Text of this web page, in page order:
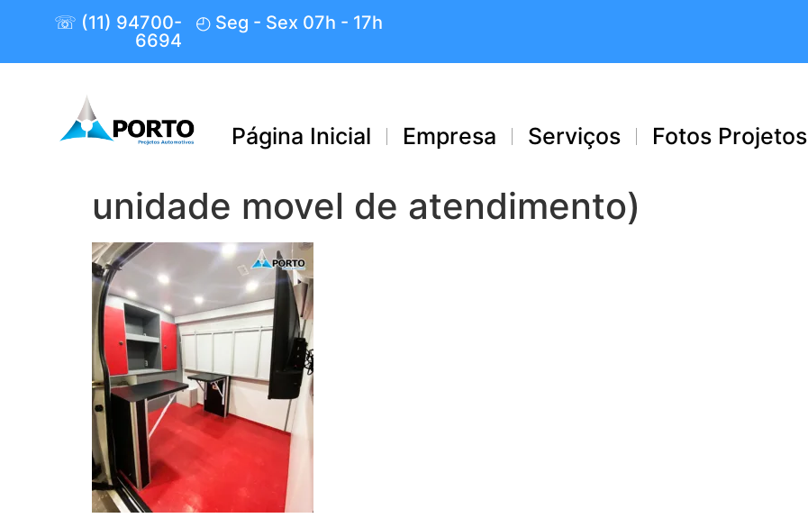
☏ (11) 94700-
6694
◴ Seg - Sex 07h - 17h
Página Inicial Empresa Serviços Fotos Projetos
unidade movel de atendimento)